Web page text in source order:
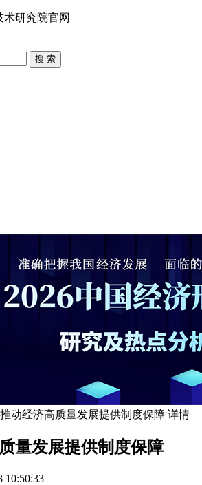
研究院官网
搜 索
动经济高质量发展提供制度保障 详情
量发展提供制度保障
10:50:33